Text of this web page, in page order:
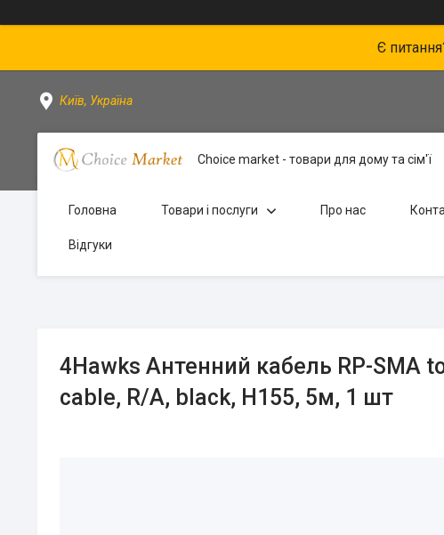
Є
Київ, Україна
Choice market - товари для дому та сім'ї
Головна Товари і послуги Про нас
Відгуки
4Hawks Антенний кабель RP-SMA
cable, R/A, black, H155, 5м, 1 шт